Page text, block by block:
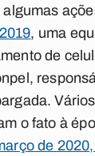
, uma
de
o fato à
de